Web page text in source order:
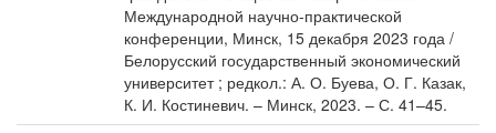
Международной научно-практической
конференции, Минск, 15 декабря 2023 года /
Белорусский государственный экономический
университет ; редкол.: А. О. Буева, О. Г. Казак,
К. И. Костиневич. – Минск, 2023. – С. 41–45.